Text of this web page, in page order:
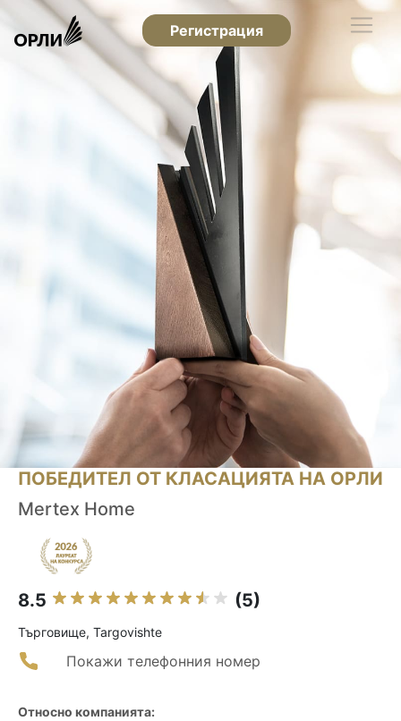
Регистрация
ПОБЕДИТЕЛ ОТ КЛАСАЦИЯТА НА ОРЛИ
Mertex Home
8.5 (5)
Търговище, Targovishte
Покажи телефонния номер
Относно компанията: